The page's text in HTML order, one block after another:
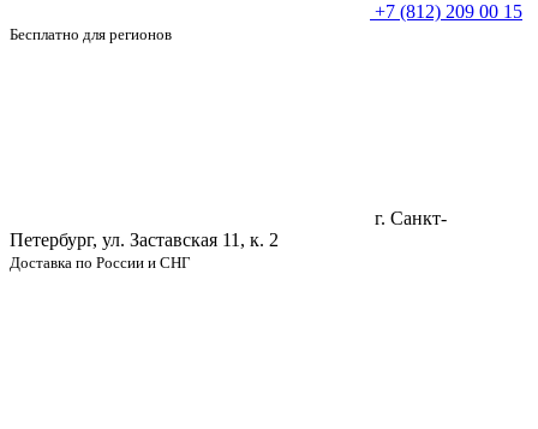
+7 (812) 209 00 15
Бесплатно для регионов
г. Санкт-
Петербург, ул. Заставская 11, к. 2
Доставка по России и СНГ